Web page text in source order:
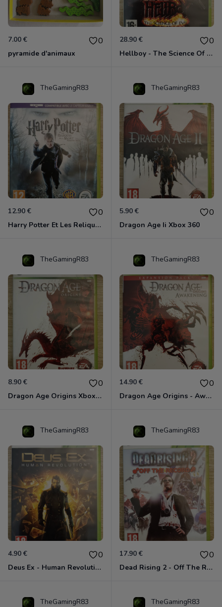
7.00 € 0
pyramide d'animaux
28.90 € 0
Hellboy - The Science Of Evil Xbox 360
TheGamingR83
12.90 € 0
Harry Potter Et Les Reliques De La Mort - 1ère Partie Xbox 360
TheGamingR83
5.90 € 0
Dragon Age Ii Xbox 360
TheGamingR83
8.90 € 0
Dragon Age Origins Xbox 360
TheGamingR83
14.90 € 0
Dragon Age Origins - Awakening Xbox 360
TheGamingR83
4.90 € 0
Deus Ex - Human Revolution Xbox 360
TheGamingR83
17.90 € 0
Dead Rising 2 - Off The Record Xbox 360
TheGamingR83 TheGamingR83